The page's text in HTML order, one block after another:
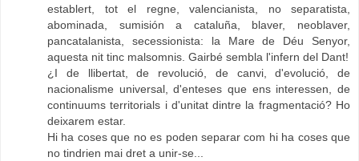
establert, tot el regne, valencianista, no separatista,
abominada, sumisión a cataluña, blaver, neoblaver,
pancatalanista, secessionista: la Mare de Déu Senyor,
aquesta nit tinc malsomnis. Gairbé sembla l'infern del Dant!
¿I de llibertat, de revolució, de canvi, d'evolució, de
nacionalisme universal, d'enteses que ens interessen, de
continuums territorials i d'unitat dintre la fragmentació? Ho
deixarem estar.
Hi ha coses que no es poden separar com hi ha coses que
no tindrien mai dret a unir-se...